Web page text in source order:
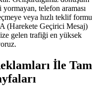
telefon araması
veya hızlı teklif formu
(Harekete Geçirici Mesaj)
gelen trafiği en yüksek
İle Tam